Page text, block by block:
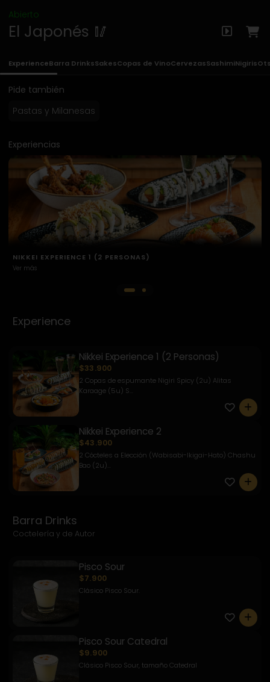
Abierto
El Japonés 🥢
ExperienceBarra DrinksSakesCopas de VinoCervezasSashimiNigiris
Pide también
Pastas y Milanesas
Experiencias
NIKKEI EXPERIENCE 2 (2 PERSONAS)
Ver más
Experience
Nikkei Experience 1 (2 Personas)
$33.900
2 Copas de espumante Nigiri Spicy (2u) Alitas
Karaage (5u) S...
0
Nikkei Experience 2
$43.900
2 Cócteles a Elección (Wabisabi-Ikigai-Hato) Chashu
Bao (2u)...
0
Barra Drinks
Coctelería y de Autor
Pisco Sour
$7.900
Clásico Pisco Sour.
0
Pisco Sour Catedral
$9.900
Clásico Pisco Sour, tamaño Catedral